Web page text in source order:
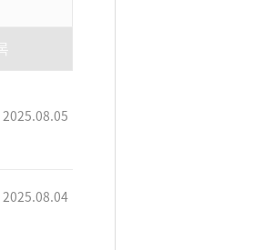
2025.08.05
2025.08.04